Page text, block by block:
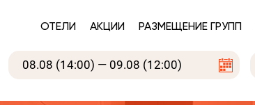
ОТЕЛИ АКЦИИ РАЗМЕЩЕНИЕ ГРУПП